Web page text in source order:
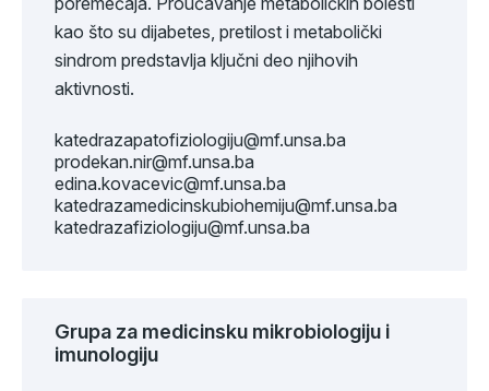
kao što su dijabetes, pretilost i metabolički
sindrom predstavlja ključni deo njihovih
aktivnosti.
katedrazapatofiziologiju@mf.unsa.ba
prodekan.nir@mf.unsa.ba
edina.kovacevic@mf.unsa.ba
katedrazamedicinskubiohemiju@mf.unsa.ba
katedrazafiziologiju@mf.unsa.ba
Grupa za medicinsku mikrobiologiju i
imunologiju